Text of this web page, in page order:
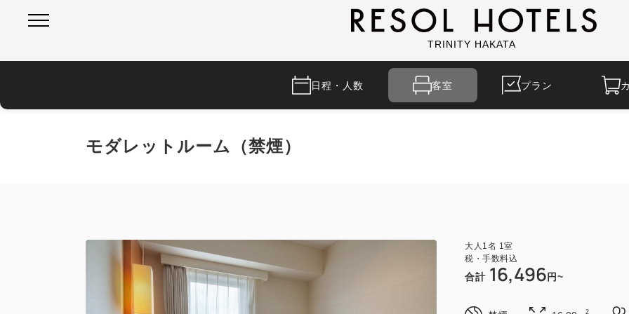
TRINITY HAKATA
日程・人数 客室 プラン
モダレットルーム（禁煙）
大人 1名 1室
税・手数料込
合計 16,496 円~
2